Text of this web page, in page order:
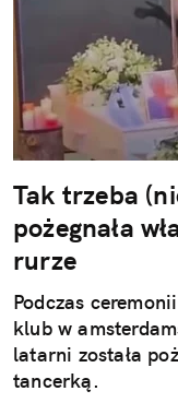
Tak trzeba
pożegnała
rurze
Podczas
klub w
latarni została
tancerką.